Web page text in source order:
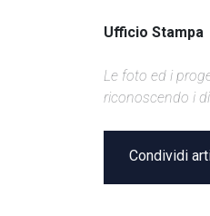
Ufficio Stampa
Le foto ed i
riconoscendo i
Condividi